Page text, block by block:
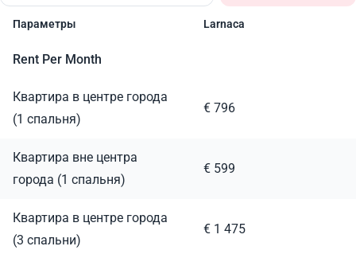
Параметры Larnaca
Rent Per Month
Квартира в центре города
(1 спальня)
€ 796
Квартира вне центра
города (1 спальня)
€ 599
Квартира в центре города
(3 спальни)
€ 1 475